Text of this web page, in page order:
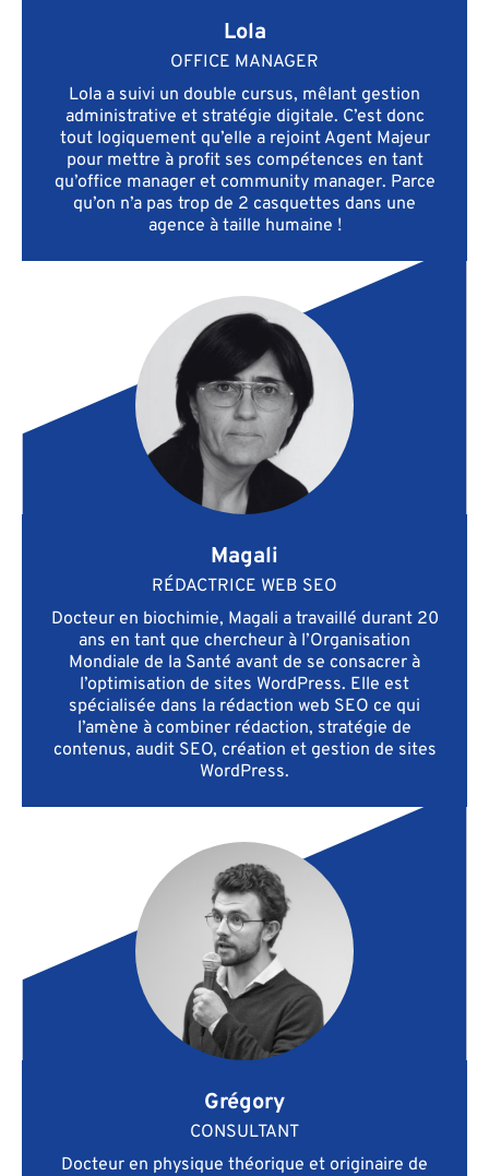
Lola
OFFICE MANAGER
Lola a suivi un double cursus, mêlant gestion
administrative et stratégie digitale. C’est donc
tout logiquement qu’elle a rejoint Agent Majeur
pour mettre à profit ses compétences en tant
qu’office manager et community manager. Parce
qu’on n’a pas trop de 2 casquettes dans une
agence à taille humaine !
Magali
RÉDACTRICE WEB SEO
Docteur en biochimie, Magali a travaillé durant 20
ans en tant que chercheur à l’Organisation
Mondiale de la Santé avant de se consacrer à
l’optimisation de sites WordPress. Elle est
spécialisée dans la rédaction web SEO ce qui
l’amène à combiner rédaction, stratégie de
contenus, audit SEO, création et gestion de sites
WordPress.
Grégory
CONSULTANT
Docteur en physique théorique et originaire de